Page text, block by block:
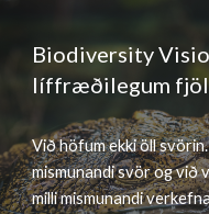
Biodiversity
líffræðilegum
Við höfum ekki öll
mismunandi svör og við
milli mismunandi